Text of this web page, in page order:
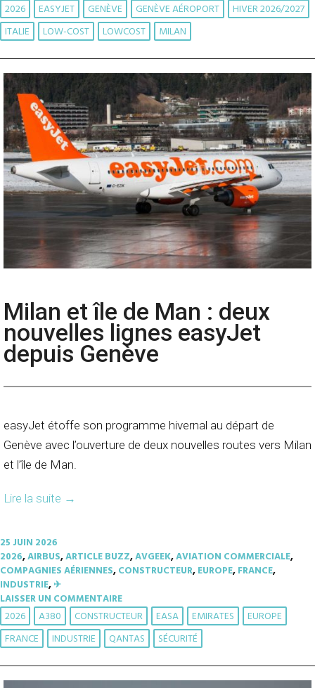
2026 EASYJET GENÈVE GENÈVE AÉROPORT
HIVER 2026/2027
ITALIE
LOW-COST LOWCOST MILAN
Milan et île de Man : deux
nouvelles lignes easyJet
depuis Genève
easyJet étoffe son programme hivernal au départ de
Genève avec l’ouverture de deux nouvelles routes vers Milan
et l’île de Man.
Lire la suite →
25 JUIN 2026
2026,AIRBUS,ARTICLE BUZZ,AVGEEK,AVIATION COMMERCIALE,
COMPAGNIES AÉRIENNES,CONSTRUCTEUR,EUROPE,FRANCE,
INDUSTRIE,✈︎
LAISSER UN COMMENTAIRE
2026 A380 CONSTRUCTEUR EASA EMIRATES
EUROPE
FRANCE
INDUSTRIE QANTAS SÉCURITÉ